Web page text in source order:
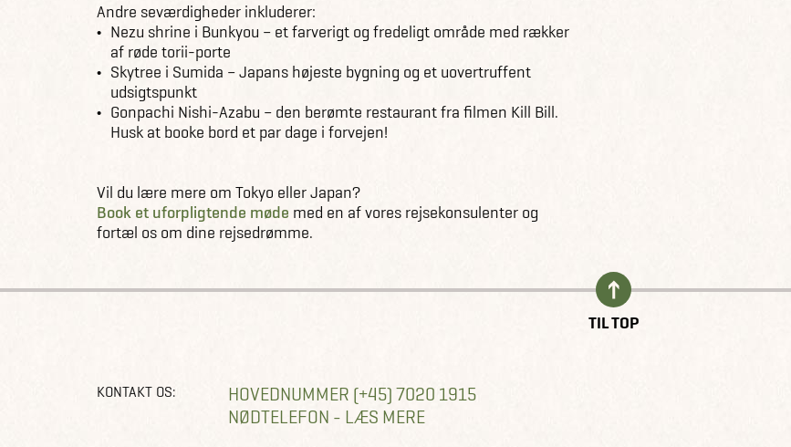
Andre seværdigheder inkluderer:
Nezu shrine i Bunkyou – et farverigt og fredeligt område med rækker
af røde torii-porte
Skytree i Sumida – Japans højeste bygning og et uovertruffent
udsigtspunkt
Gonpachi Nishi-Azabu – den berømte restaurant fra filmen Kill Bill.
Husk at booke bord et par dage i forvejen!
Vil du lære mere om Tokyo eller Japan?
Book et uforpligtende møde med en af vores rejsekonsulenter og
fortæl os om dine rejsedrømme.
TIL TOP
KONTAKT OS:
HOVEDNUMMER (+45) 7020 1915
NØDTELEFON - LÆS MERE